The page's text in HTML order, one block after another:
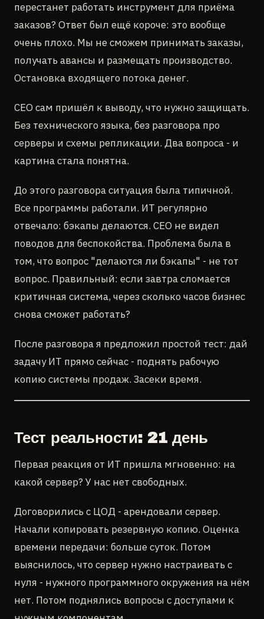
перестанет работать инструмент для приёма
заказов? Ответ был ещё короче: это вообще
очень плохо. Мы не сможем принимать заказы,
получать авансы и размещать производство.
Остановка входящего потока денег.
CEO сам пришёл к выводу, что нужно защищать.
Без технического языка, без разговора про
серверы и схемы репликации. Два вопроса - и
картина стала понятна.
До этого разговора ситуация была типичной.
Все программы работали. ИТ регулярно
отвечало: бэкапы делаются. CEO не видел
поводов для беспокойства. Проблема была в
том, что вопрос "делаются ли бэкапы" - не тот
вопрос. Правильный: если завтра сломается
критичная система, через сколько часов бизнес
снова сможет работать?
После разговора я предложил простой тест: дай
задачу ИТ прямо сейчас - поднять рабочую
копию системы продаж. Засеки время.
Тест реальности: 21 день
Первая реакция от ИТ пришла мгновенно: на
какой сервер? У нас нет свободных.
Договорились с ЦОД - арендовали сервер.
Начали копировать резервную копию. Оценка
времени передачи: больше суток. Потом
выяснилось, что сервер нужно настраивать с
нуля - нужного программного окружения на нём
нет. Потом поднялись вопросы с доступами к